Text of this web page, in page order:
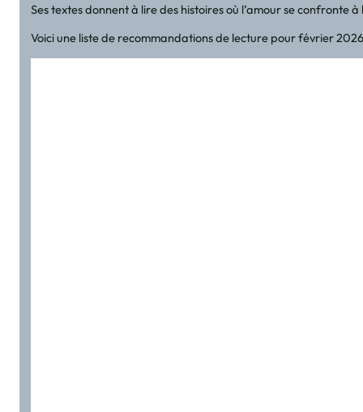
Ses textes donnent à lire des histoires où l’amour se confronte
Voici une liste de recommandations de lecture pour février